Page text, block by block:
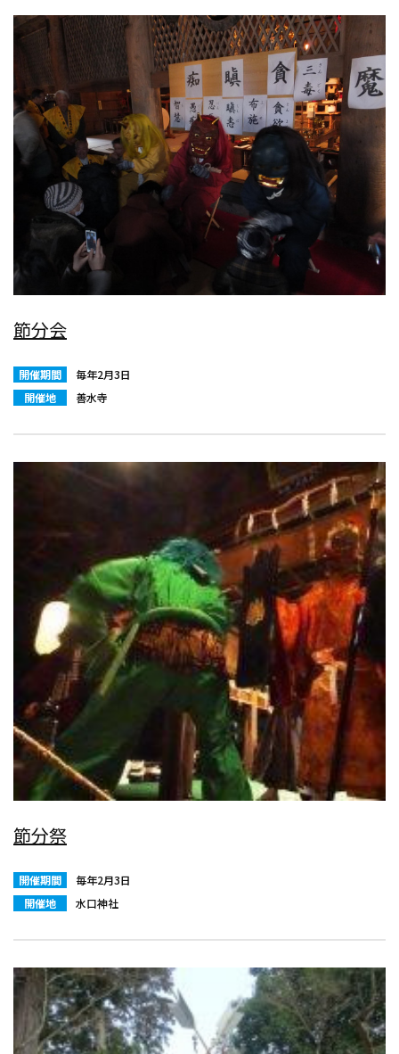
節分会
開催期間
毎年2月3日
開催地
善水寺
節分祭
開催期間
毎年2月3日
開催地
水口神社